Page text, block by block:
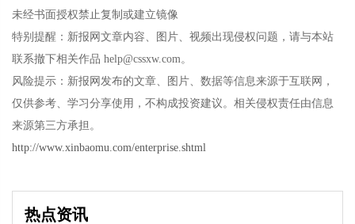
未经书面授权禁止复制或建立镜像
特别提醒：新报网文章内容、图片、视频出现侵权问题，请与本站
联系撤下相关作品 help@cssxw.com。
风险提示：新报网发布的文章、图片、数据等信息来源于互联网，
仅供参考、学习分享使用，不构成投资建议。相关侵权责任由信息
来源第三方承担。
http://www.xinbaomu.com/enterprise.shtml
热点资讯